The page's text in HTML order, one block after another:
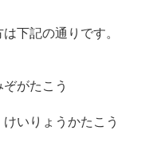
下記の通りです。
がたこう
いりょうかたこう